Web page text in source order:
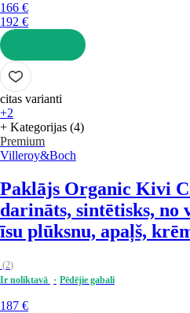
166 €
192 €
LIKT GROZĀ
citas varianti
+2
+ Kategorijas (4)
Premium
Villeroy&Boch
Paklājs Organic Kivi
darināts, sintētisks, no
īsu plūksnu, apaļš,
(2)
Ir noliktavā
Pēdējie gabali
187 €